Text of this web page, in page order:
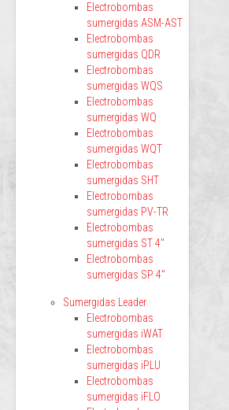
Electrobombas
sumergidas ASM-AST
Electrobombas
sumergidas QDR
Electrobombas
sumergidas WQS
Electrobombas
sumergidas WQ
Electrobombas
sumergidas WQT
Electrobombas
sumergidas SHT
Electrobombas
sumergidas PV-TR
Electrobombas
sumergidas ST 4"
Electrobombas
sumergidas SP 4"
Sumergidas Leader
Electrobombas
sumergidas iWAT
Electrobombas
sumergidas iPLU
Electrobombas
sumergidas iFLO